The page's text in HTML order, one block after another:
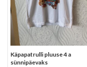
Käpapatrulli pluuse 4 a
sünnipäevaks